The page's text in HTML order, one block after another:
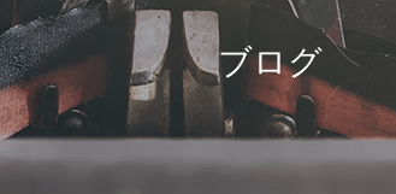
ブログ